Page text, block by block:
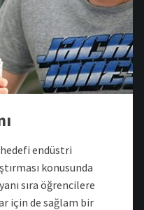
endüstri
konusunda
sıra öğrencilere
için de sağlam bir